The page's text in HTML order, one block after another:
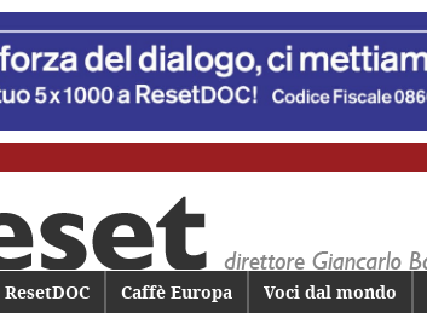
principale
secondario
ResetDOC Caffè Europa Voci dal mondo